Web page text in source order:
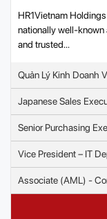
HR1Vietnam
nationally well-known
and trusted...
Quản Lý Kinh Doanh
Japanese Sales
Senior Purchasing
Vice President – IT
Associate (AML) -